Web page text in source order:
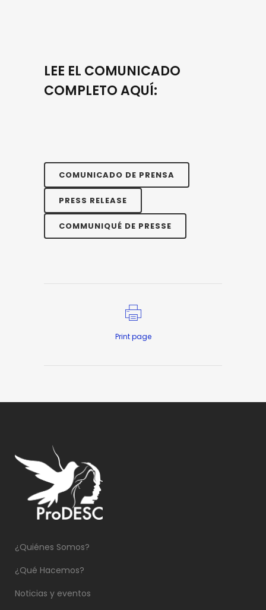
LEE EL COMUNICADO
COMPLETO AQUÍ:
COMUNICADO DE PRENSA
PRESS RELEASE
COMMUNIQUÉ DE PRESSE
Print page
¿Quiénes Somos?
¿Qué Hacemos?
Noticias y eventos